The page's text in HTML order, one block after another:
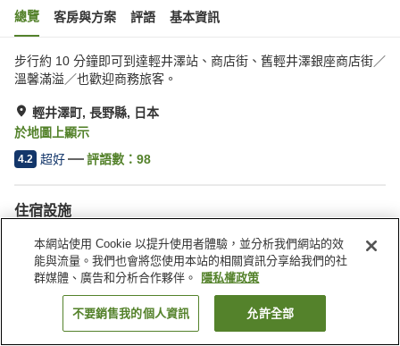
總覽 客房與方案 評語 基本資訊
步行約 10 分鐘即可到達輕井澤站、商店街、舊輕井澤銀座商店街／
溫馨滿溢／也歡迎商務旅客。
輕井澤町, 長野縣, 日本
於地圖上顯示
4.2 超好 評語數： 98
住宿設施
停車場
多功能室
免費洗衣房
公共澡堂
找客房
本網站使用 Cookie 以提升使用者體驗，並分析我們網站的效
能與流量。我們也會將您使用本站的相關資訊分享給我們的社
群媒體、廣告和分析合作夥伴。
隱私權政策
不要銷售我的個人資訊 允許全部